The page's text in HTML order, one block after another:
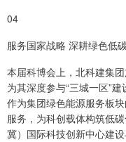
04
服务国家战略 深耕绿色低
本届科博会上，北科建集
为其深度参与“三城一区”
作为集团绿色能源服务板
服务，为科创载体构筑低
冀）国际科技创新中心建设